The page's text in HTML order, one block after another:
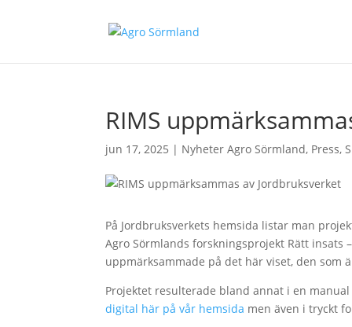
RIMS
jun 17, 2025 | Nyheter Agro Sörmland, Press,
På Jordbruksverkets hemsida listar man
Agro Sörmlands forskningsprojekt Rätt
uppmärksammade på det här viset, den som
Projektet resulterade bland annat i en
digital här på vår hemsida men även i tryckt